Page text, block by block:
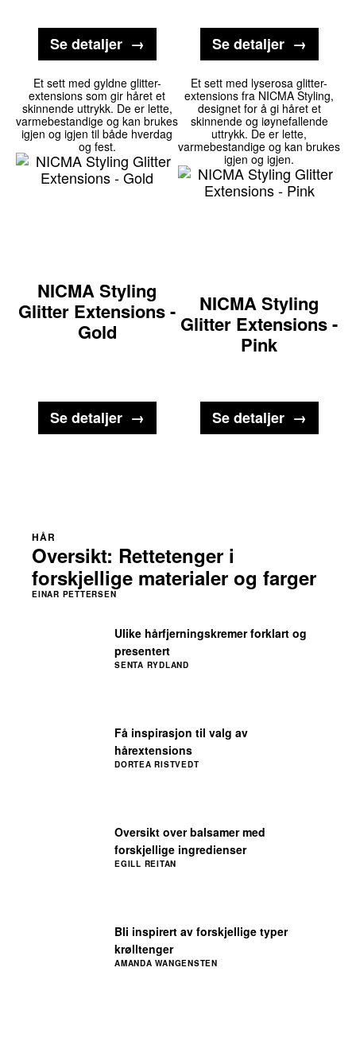
Se detaljer Se detaljer
NICMA Styling
Glitter Extensions -
Gold
Et sett med gyldne glitter-
extensions som gir håret et
skinnende uttrykk. De er lette,
varmebestandige og kan brukes
igjen og igjen til både hverdag
og fest.
Se detaljer
NICMA Styling
Glitter Extensions -
Pink
Et sett med lyserosa glitter-
extensions fra NICMA Styling,
designet for å gi håret et
skinnende og iøynefallende
uttrykk. De er lette,
varmebestandige og kan brukes
igjen og igjen.
Se detaljer
Bli inspirert av forskjellige typer
krølltenger
AMANDA WANGENSTEN
Oversikt over balsamer med
forskjellige ingredienser
EGILL REITAN
Få inspirasjon til valg av
hårextensions
DORTEA RISTVEDT
Ulike hårfjerningskremer forklart og
presentert
SENTA RYDLAND
Oversikt: Rettetenger i
forskjellige materialer og farger
HÅR
EINAR PETTERSEN